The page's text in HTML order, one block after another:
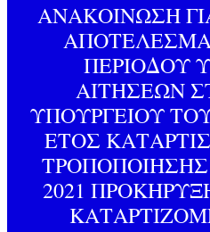
ΑΝΑΚΟΙΝΩΣΗ
ΠΕΡΙΟΔΟΥ
ΑΙΤΗΣΕΩΝ
ΥΠΟΥΡΓΕΙΟΥ
ΕΤΟΣ
ΤΡΟΠΟΠΟΙΗΣΗΣ
2021